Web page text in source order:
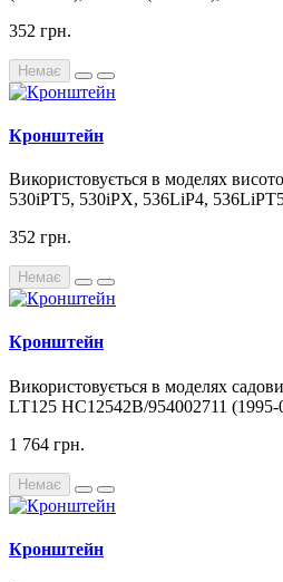
352 грн.
Немає
Кронштейн
Використовується в моделях
530iPT5, 530iPX, 536LiP4,
352 грн.
Немає
Кронштейн
Використовується в моделях
LT125 HC12542B/954002711
1 764 грн.
Немає
Кронштейн